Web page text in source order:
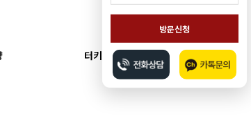
터키쉬앙고라 분양
방문신청